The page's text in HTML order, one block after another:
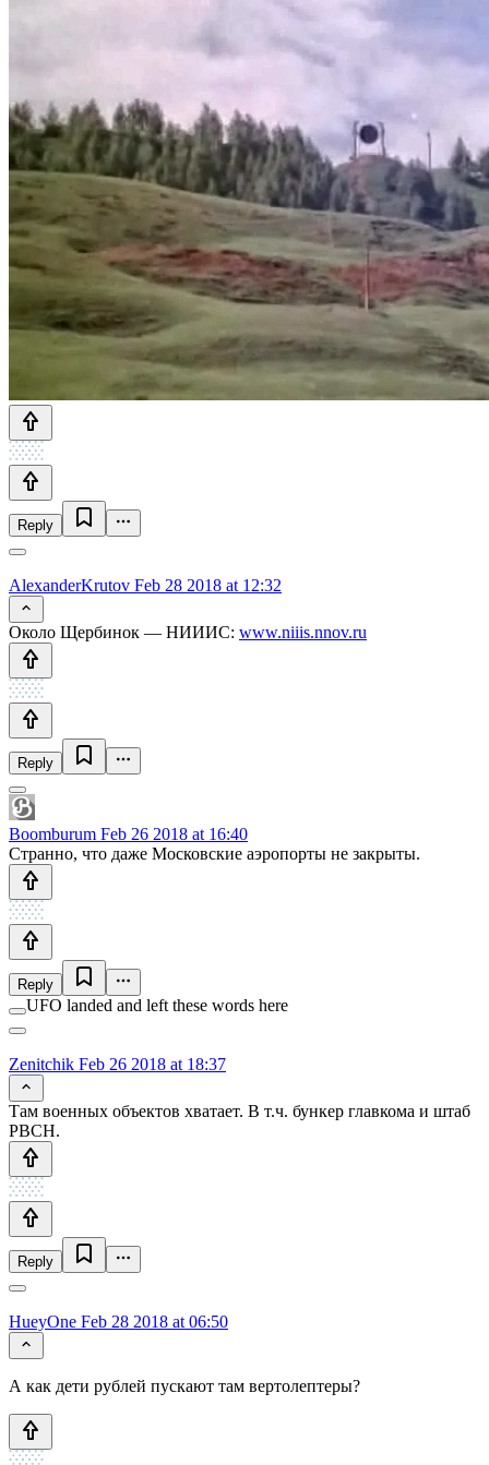
Reply
AlexanderKrutov Feb 28 2018 at 12:32
Около Щербинок — НИИИС: www.niiis.nnov.ru
Reply
Boomburum Feb 26 2018 at 16:40
Странно, что даже Московские аэропорты не закрыты.
Reply
UFO landed and left these words here
Zenitchik Feb 26 2018 at 18:37
Там военных объектов хватает. В т.ч. бункер главкома и штаб
РВСН.
Reply
HueyOne Feb 28 2018 at 06:50
А как дети рублей пускают там вертолептеры?